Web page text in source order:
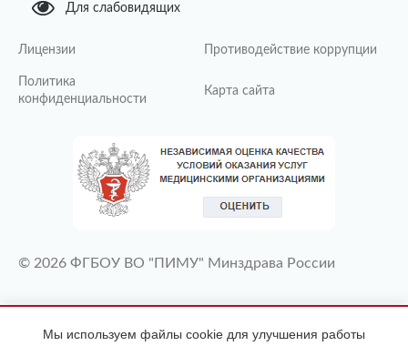
Для слабовидящих
Лицензии Противодействие коррупции
Политика
конфиденциальности
Карта сайта
© 2026 ФГБОУ ВО "ПИМУ" Минздрава России
ИМЕЮТСЯ ПРОТИВОПОКАЗАНИЯ
Мы используем файлы cookie для улучшения работы